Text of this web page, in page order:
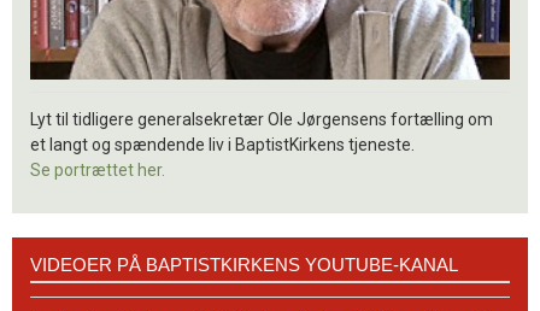
Lyt til tidligere generalsekretær Ole Jørgensens fortælling om
et langt og spændende liv i BaptistKirkens tjeneste.
Se portrættet her.
BaptistKirkens
VIDEOER PÅ BAPTISTKIRKENS YOUTUBE-KANAL